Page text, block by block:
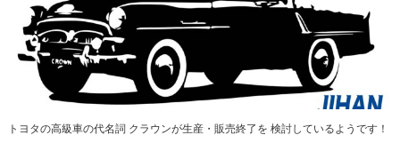
トヨタの高級車の代名詞 クラウンが生産・販売終了を 検討しているようです！